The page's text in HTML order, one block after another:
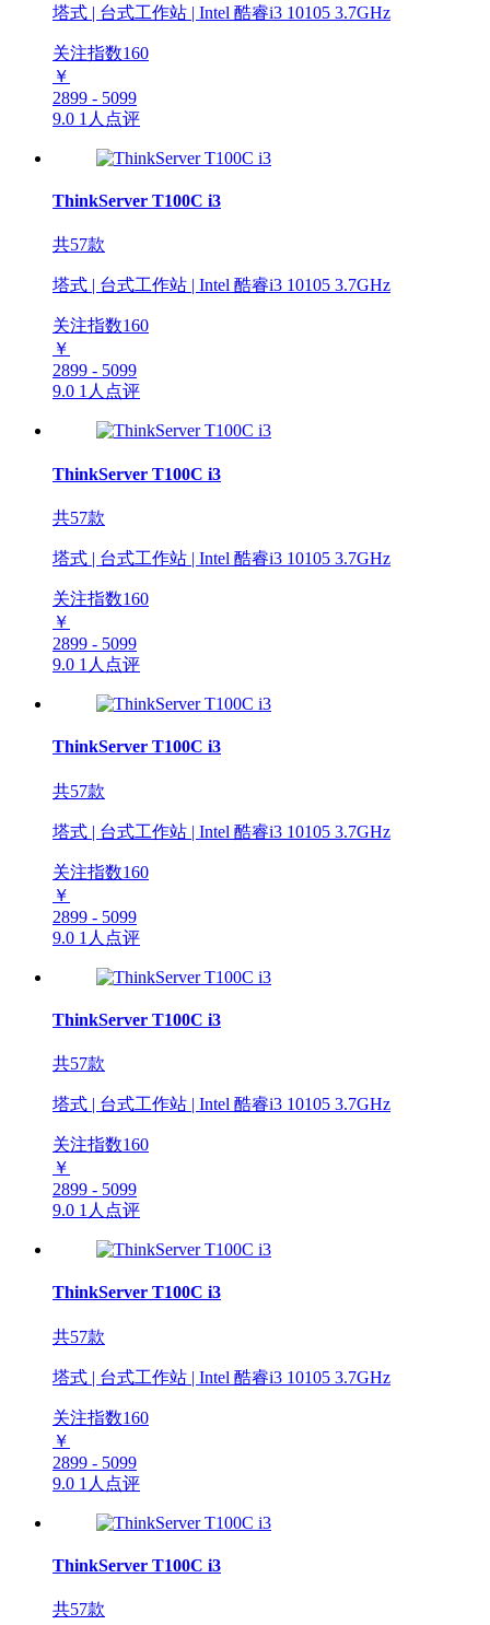
塔式 | 台式工作站 | Intel 酷睿i3 10105 3.7GHz
关注指数160
￥
2899 - 5099
9.0 1人点评
ThinkServer T100C i3
共57款
塔式 | 台式工作站 | Intel 酷睿i3 10105 3.7GHz
关注指数160
￥
2899 - 5099
9.0 1人点评
ThinkServer T100C i3
共57款
塔式 | 台式工作站 | Intel 酷睿i3 10105 3.7GHz
关注指数160
￥
2899 - 5099
9.0 1人点评
ThinkServer T100C i3
共57款
塔式 | 台式工作站 | Intel 酷睿i3 10105 3.7GHz
关注指数160
￥
2899 - 5099
9.0 1人点评
ThinkServer T100C i3
共57款
塔式 | 台式工作站 | Intel 酷睿i3 10105 3.7GHz
关注指数160
￥
2899 - 5099
9.0 1人点评
ThinkServer T100C i3
共57款
塔式 | 台式工作站 | Intel 酷睿i3 10105 3.7GHz
关注指数160
￥
2899 - 5099
9.0 1人点评
ThinkServer T100C i3
共57款